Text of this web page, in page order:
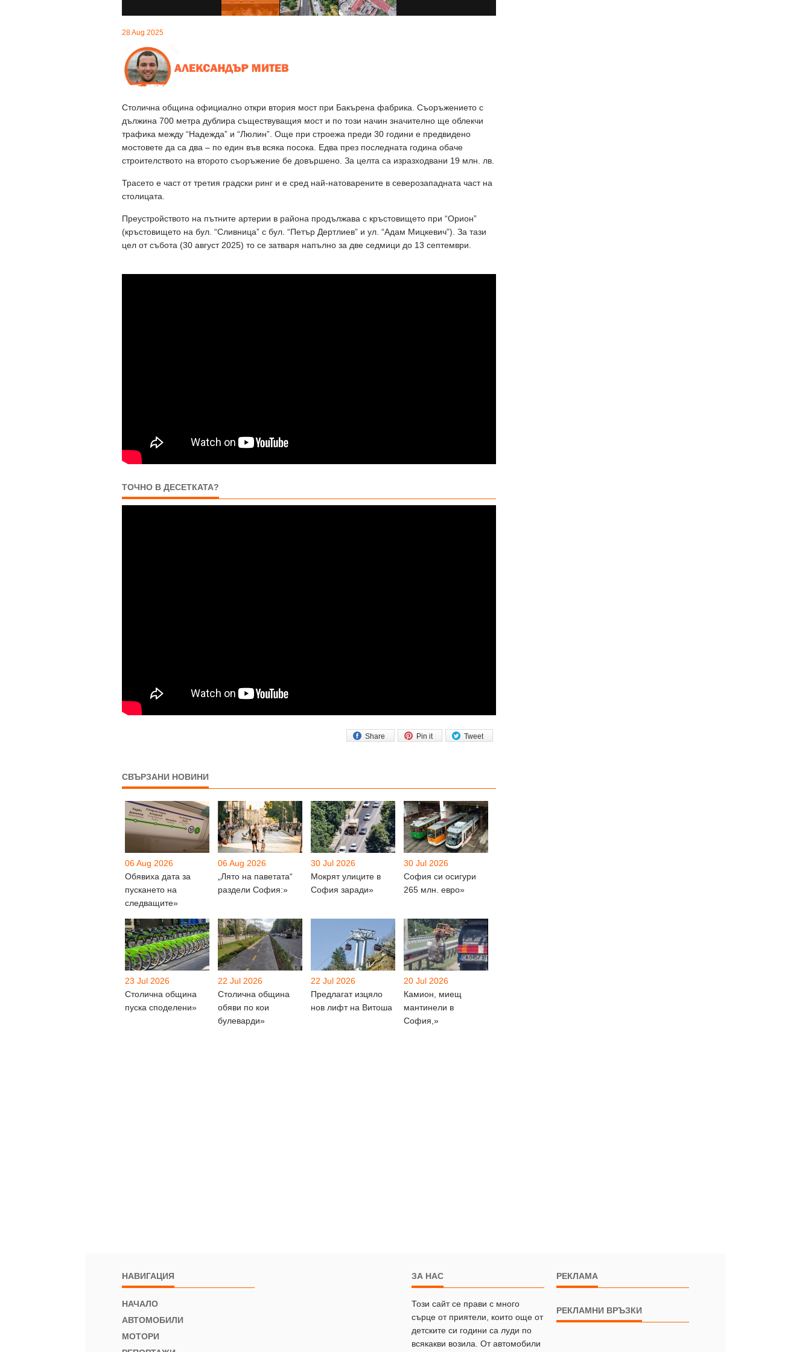
28 Aug 2025
Столична община официално откри втория мост при Бакърена фабрика. Съоръжението с
дължина 700 метра дублира съществуващия мост и по този начин значително ще облекчи
трафика между “Надежда” и “Люлин”. Още при строежа преди 30 години е предвидено
мостовете да са два – по един във всяка посока. Едва през последната година обаче
строителството на второто съоръжение бе довършено. За целта са изразходвани 19 млн. лв.
Трасето е част от третия градски ринг и е сред най-натоварените в северозападната част на
столицата.
Преустройството на пътните артерии в района продължава с кръстовището при “Орион”
(кръстовището на бул. “Сливница” с бул. “Петър Дертлиев” и ул. “Адам Мицкевич”). За тази
цел от събота (30 август 2025) то се затваря напълно за две седмици до 13 септември.
ТОЧНО В ДЕСЕТКАТА?
Tweet
Pin it
Share
СВЪРЗАНИ НОВИНИ
06 Aug 2026
Обявиха дата за
пускането на
следващите»
06 Aug 2026
„Лято на паветата“
раздели София:»
30 Jul 2026
Мокрят улиците в
София заради»
30 Jul 2026
София си осигури
265 млн. евро»
23 Jul 2026
Столична община
пуска споделени»
22 Jul 2026
Столична община
обяви по кои
булеварди»
22 Jul 2026
Предлагат изцяло
нов лифт на Витоша
20 Jul 2026
Камион, миещ
мантинели в
София,»
НАВИГАЦИЯ
НАЧАЛО
АВТОМОБИЛИ
МОТОРИ
ЗА НАС
Този сайт се прави с много
сърце от приятели, които още от
детските си години са луди по
всякакви возила. От автомобили
РЕКЛАМА
РЕКЛАМНИ ВРЪЗКИ